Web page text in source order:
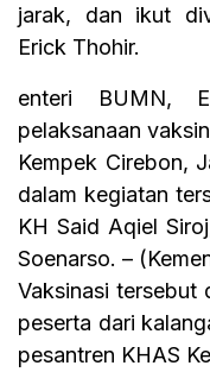
jarak, dan ikut
Erick Thohir.
enteri BUMN,
pelaksanaan
Kempek Cirebon,
dalam kegiatan
KH Said Aqiel
Soenarso. –
Vaksinasi tersebut
peserta dari
pesantren KHAS